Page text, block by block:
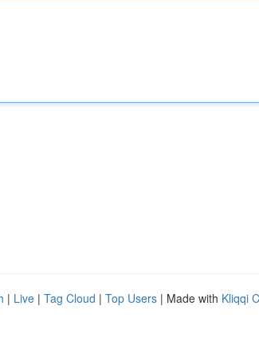
| Live | Tag Cloud | Top Users | Made with Kliqqi